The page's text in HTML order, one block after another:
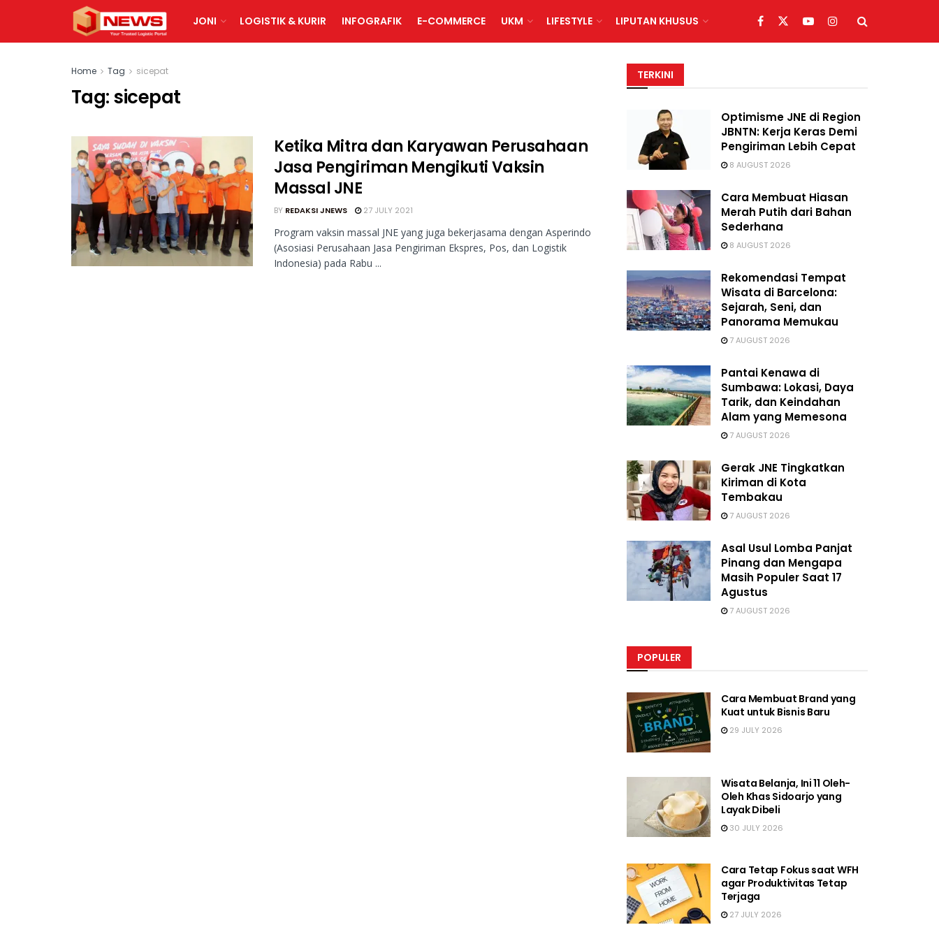
JONI LOGISTIK & KURIR INFOGRAFIK E-COMMERCE UKM LIFESTYLE LIPUTAN KHUSUS
Home Tag sicepat
Tag:sicepat
Ketika Mitra dan Karyawan Perusahaan
Jasa Pengiriman Mengikuti Vaksin
Massal JNE
BY REDAKSI JNEWS 27 JULY 2021
Program vaksin massal JNE yang juga bekerjasama dengan Asperindo
(Asosiasi Perusahaan Jasa Pengiriman Ekspres, Pos, dan Logistik
Indonesia) pada Rabu ...
TERKINI
Optimisme JNE di Region
JBNTN: Kerja Keras Demi
Pengiriman Lebih Cepat
8 AUGUST 2026
Cara Membuat Hiasan
Merah Putih dari Bahan
Sederhana
8 AUGUST 2026
Rekomendasi Tempat
Wisata di Barcelona:
Sejarah, Seni, dan
Panorama Memukau
7 AUGUST 2026
Pantai Kenawa di
Sumbawa: Lokasi, Daya
Tarik, dan Keindahan
Alam yang Memesona
7 AUGUST 2026
Gerak JNE Tingkatkan
Kiriman di Kota
Tembakau
7 AUGUST 2026
Asal Usul Lomba Panjat
Pinang dan Mengapa
Masih Populer Saat 17
Agustus
7 AUGUST 2026
POPULER
Cara Membuat Brand yang
Kuat untuk Bisnis Baru
29 JULY 2026
Wisata Belanja, Ini 11 Oleh-
Oleh Khas Sidoarjo yang
Layak Dibeli
30 JULY 2026
Cara Tetap Fokus saat WFH
agar Produktivitas Tetap
Terjaga
27 JULY 2026